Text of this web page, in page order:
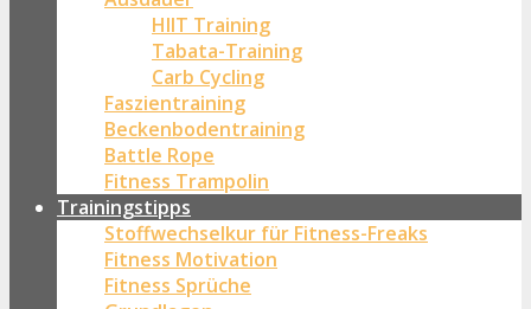
HIIT Training
Tabata-Training
Carb Cycling
Faszientraining
Beckenbodentraining
Battle Rope
Fitness Trampolin
Trainingstipps
Stoffwechselkur für Fitness-Freaks
Fitness Motivation
Fitness Sprüche